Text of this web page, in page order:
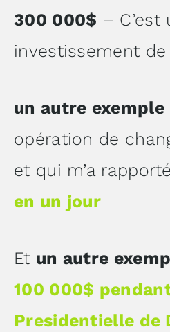
300 000$ –
investissement de
un autre exemple
opération de
et qui m’a
en un jour
Et un autre
100 000$
Presidentielle de